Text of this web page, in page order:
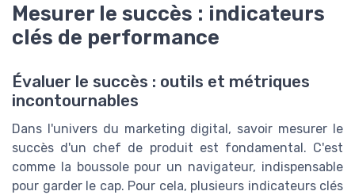
Mesurer le succès : indicateurs
clés de performance
Évaluer le succès : outils et métriques
incontournables
Dans l'univers du marketing digital, savoir mesurer le
succès d'un chef de produit est fondamental. C'est
comme la boussole pour un navigateur, indispensable
pour garder le cap. Pour cela, plusieurs indicateurs clés